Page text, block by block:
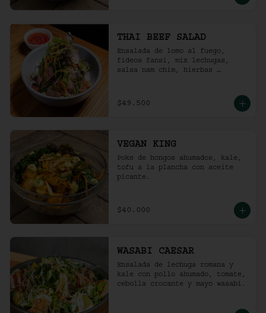
THAI BEEF SALAD
Ensalada de lomo al fuego,
fideos fansi, mix lechugas,
salsa nam chim, hierbas
tostado.
$49.500
VEGAN KING
Poke de hongos ahumados, kale,
tofu a la plancha con aceite
picante.
$40.000
WASABI CAESAR
Ensalada de lechuga romana y
kale con pollo ahumado, tomate,
cebolla crocante y mayo wasabi.